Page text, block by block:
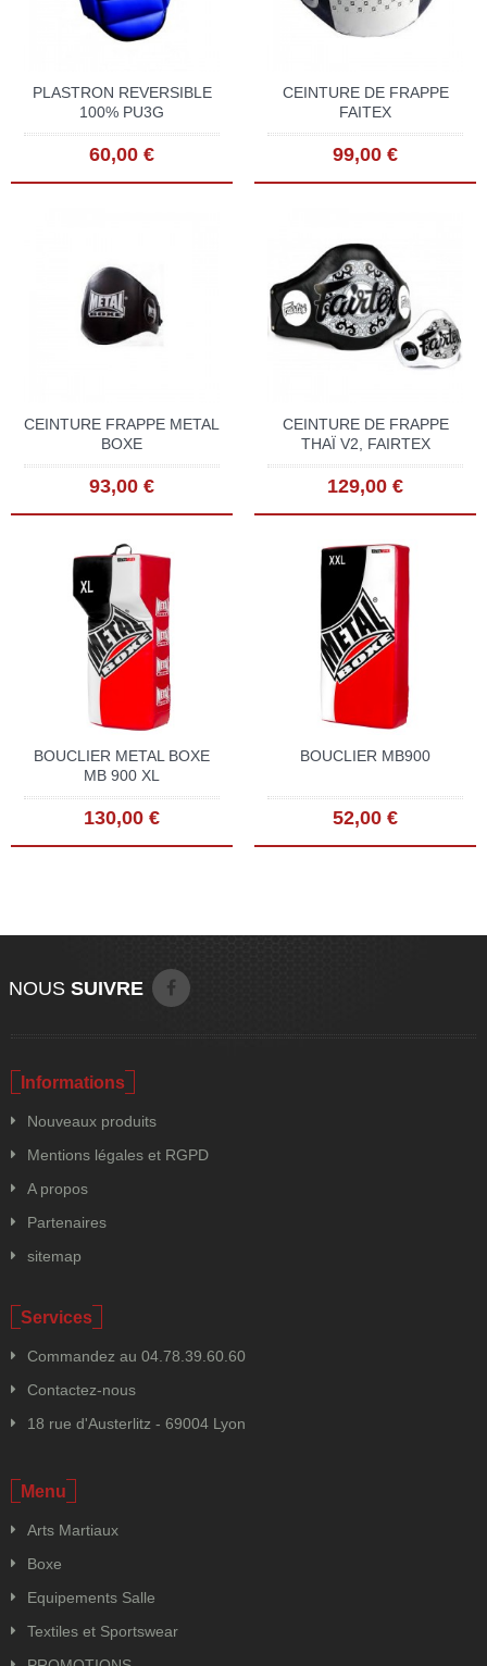
PLASTRON REVERSIBLE
100% PU3G
60,00 €
CEINTURE DE FRAPPE
FAITEX
99,00 €
CEINTURE FRAPPE METAL
BOXE
93,00 €
CEINTURE DE FRAPPE
THAÏ V2, FAIRTEX
129,00 €
BOUCLIER METAL BOXE
MB 900 XL
130,00 €
BOUCLIER MB900
52,00 €
SUIVRE
NOUS
Informations
Nouveaux produits
Mentions légales et RGPD
A propos
Partenaires
sitemap
Services
Commandez au 04.78.39.60.60
Contactez-nous
18 rue d'Austerlitz - 69004 Lyon
Menu
Arts Martiaux
Boxe
Equipements Salle
Textiles et Sportswear